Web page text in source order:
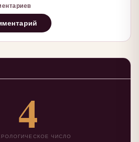
4 ЧИСЛО